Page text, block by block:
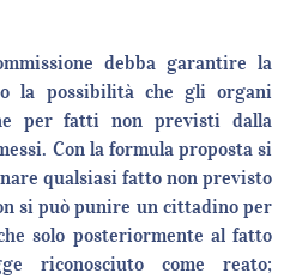
debba garantire la
la possibilità che gli organi
per fatti non previsti dalla
Con la formula proposta si
qualsiasi fatto non previsto
si può punire un cittadino per
solo posteriormente al fatto
riconosciuto come reato;